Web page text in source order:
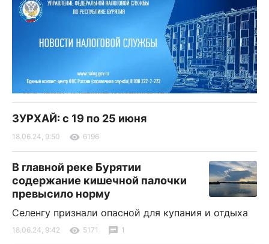
ЗУРХАЙ: с 19 по 25 июня
18.06.24, 9:50 6196
В главной реке Бурятии
содержание кишечной палочки
превысило норму
Селенгу признали опасной для купания и отдыха
18.06.24, 9:42 5171 1